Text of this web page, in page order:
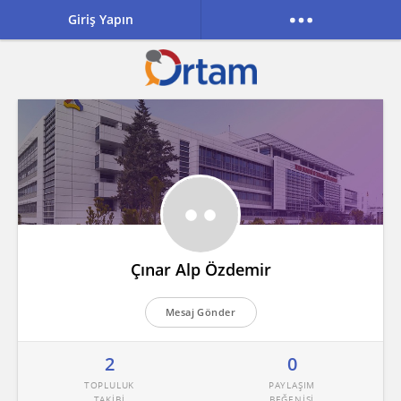
Çınar Alp Özdemir
Mesaj Gönder
2
TOPLULUK
0
PAYLAŞIM
Giriş Yapın